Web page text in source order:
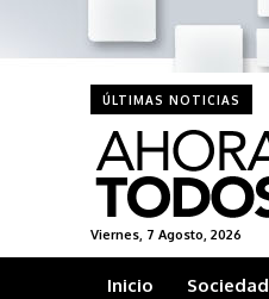
ÚLTIMAS NOTICIAS
Viernes, 7 Agosto, 2026
Inicio Sociedad